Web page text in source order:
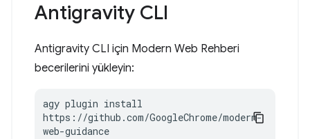
Antigravity CLI
Antigravity CLI için Modern Web Rehberi
becerilerini yükleyin:
agy plugin install
https://github.com/GoogleChrome/modern-
web-guidance